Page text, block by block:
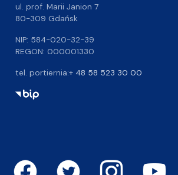
ul. prof. Marii Janion 7
80-309 Gdańsk
NIP: 584-020-32-39
REGON: 000001330
tel. portiernia:+ 48 58 523 30 00